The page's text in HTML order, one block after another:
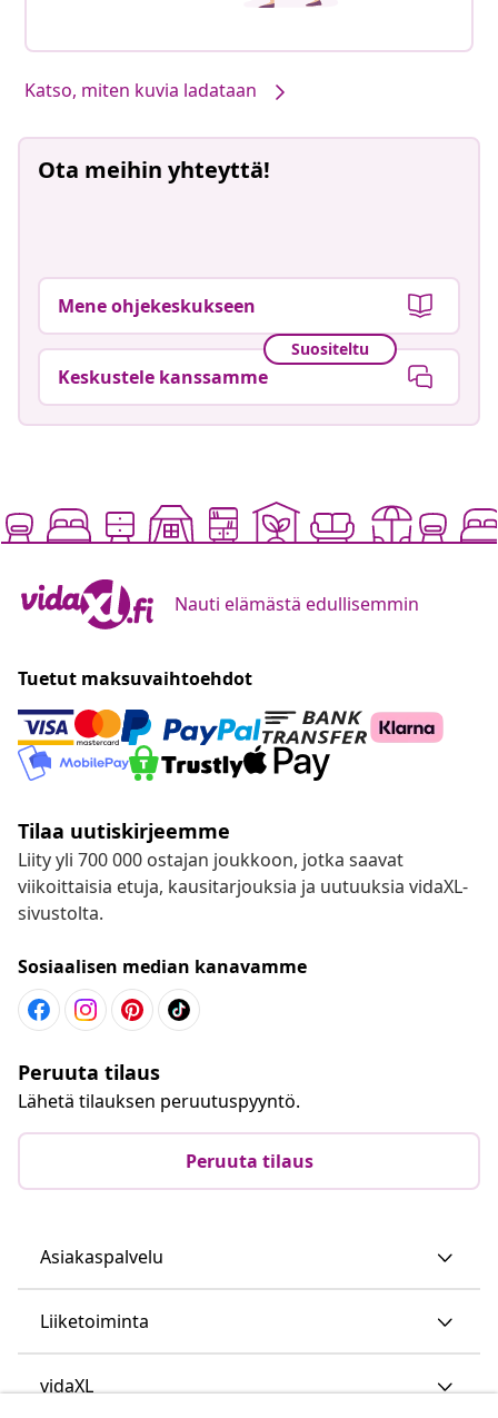
Katso, miten kuvia ladataan
Ota meihin yhteyttä!
Mene ohjekeskukseen
Suositeltu
Keskustele kanssamme
Nauti elämästä edullisemmin
Tuetut maksuvaihtoehdot
Tilaa uutiskirjeemme
Liity yli 700 000 ostajan joukkoon, jotka saavat
viikoittaisia etuja, kausitarjouksia ja uutuuksia vidaXL-
sivustolta.
Sosiaalisen median kanavamme
Peruuta tilaus
Lähetä tilauksen peruutuspyyntö.
Peruuta tilaus
Asiakaspalvelu
Liiketoiminta
vidaXL